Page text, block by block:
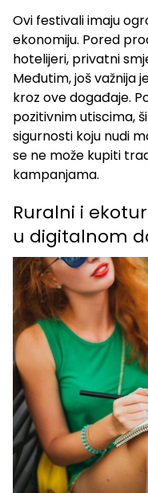
Ovi festivali imaju
ekonomiju. Pored
hotelijeri, privatni
Međutim, još važnija
kroz ove događaje.
pozitivnim utiscima,
sigurnosti koju nudi
se ne može kupiti
kampanjama.
Ruralni i
u digitalnom